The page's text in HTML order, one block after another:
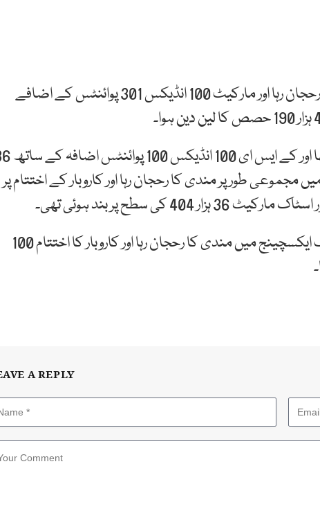
گزشتہ روز بھی پاکستان اسٹاک ایکسچینج میں مثبت رحجان رہا اور مارکیٹ 100 انڈیکس 301 پوائنٹس کے اضافے
بدھ کو اسٹاک مارکیٹ کا اختتام مثبت زون
میں مجموعی طور پر مندی کا رحجان رہا اور کاروبار کے اختتام پر
کاروباری ہفتے کے پہلے روز سوموار کو پاکستان اسٹاک ایکسچینج میں مندی کا رحجان رہا اور کاروبار کا اختتام 100
A REPLY